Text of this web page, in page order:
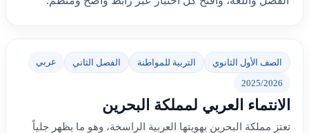
الصف الأول الثانوي التربية للمواطنة الفصل الثاني عربي
2025/2026
الانتماء العربي لمملكة البحرين
تعتز مملكة البحرين بهويتها العربية الراسخة، وهو ما يظهر جلياً